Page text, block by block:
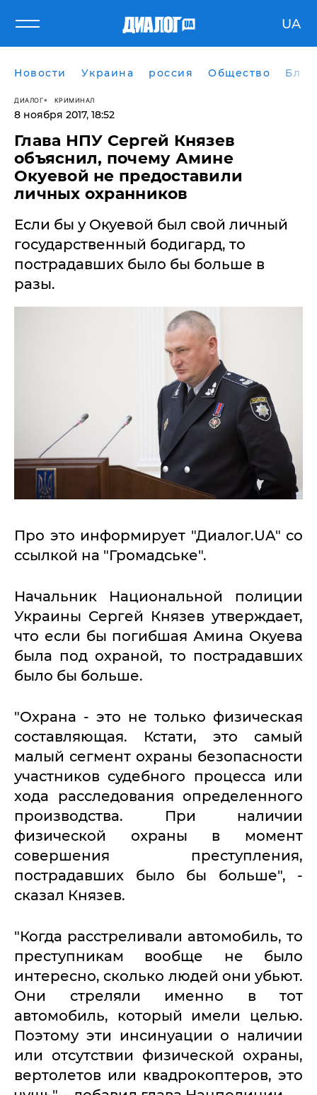
UA
Новости Украина россия Общество
ДИАЛОГ КРИМИНАЛ
8 ноября 2017, 18:52
Глава НПУ Сергей Князев
объяснил, почему Амине
Окуевой не предоставили
личных охранников
Если бы у Окуевой был свой личный
государственный бодигард, то
пострадавших было бы больше в
разы.
Про это информирует "Диалог.UA" со
ссылкой на "Громадське".
Начальник Национальной полиции
Украины Сергей Князев утверждает,
что если бы погибшая Амина Окуева
была под охраной, то пострадавших
было бы больше.
"Охрана - это не только физическая
составляющая. Кстати, это самый
малый сегмент охраны безопасности
участников судебного процесса или
хода расследования определенного
производства. При наличии
физической охраны в момент
совершения преступления,
пострадавших было бы больше", -
сказал Князев.
"Когда расстреливали автомобиль, то
преступникам вообще не было
интересно, сколько людей они убьют.
Они стреляли именно в тот
автомобиль, который имели целью.
Поэтому эти инсинуации о наличии
или отсутствии физической охраны,
вертолетов или квадрокоптеров, это